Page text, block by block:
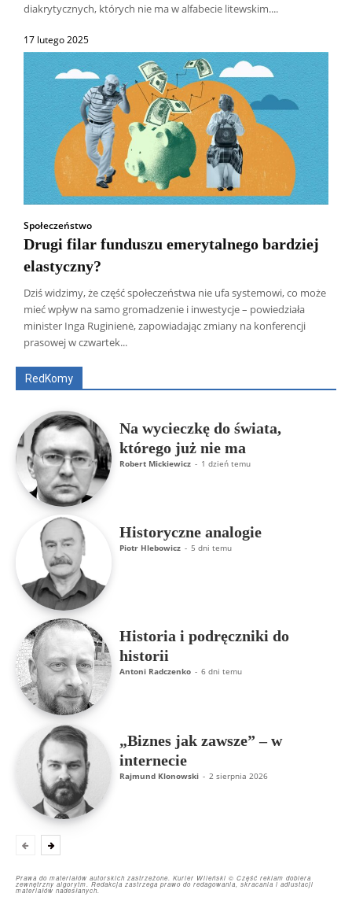
diakrytycznych, których nie ma w alfabecie litewskim....
17 lutego 2025
Społeczeństwo
Drugi filar funduszu emerytalnego bardziej
elastyczny?
Dziś widzimy, że część społeczeństwa nie ufa systemowi, co może
mieć wpływ na samo gromadzenie i inwestycje – powiedziała
minister Inga Ruginienė, zapowiadając zmiany na konferencji
prasowej w czwartek...
RedKomy
Wszyscy Aleksander Borowik
Antoni Radczenko
Artur Płokszto
Grzegorz Górny
ks. Jarosław Wąsowicz SDB
Na wycieczkę do świata,
którego już nie ma
Robert Mickiewicz - 1 dzień temu
Historyczne analogie
Piotr Hlebowicz - 5 dni temu
Historia i podręczniki do
historii
Antoni Radczenko - 6 dni temu
„Biznes jak zawsze” – w
internecie
Rajmund Klonowski - 2 sierpnia 2026
Prawa do materiałów autorskich zastrzeżone. Kurier Wileński © Część reklam dobiera
zewnętrzny algorytm. Redakcja zastrzega prawo do redagowania, skracania i adiustacji
materiałów nadesłanych.